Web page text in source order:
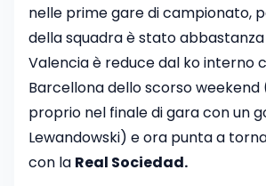
nelle prime gare di campionato,
della squadra è stato
Valencia è reduce dal ko interno
Barcellona dello scorso
proprio nel finale di gara con un
Lewandowski) e ora punta a
con la Real Sociedad.